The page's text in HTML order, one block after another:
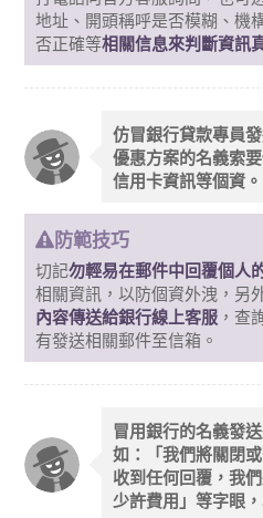
地址、開頭稱呼是否模糊、機
否正確等相關信息來判斷資訊
仿冒銀行貸款專員
優惠方案的名義索
信用卡資訊等個資。
防範技巧
切記勿輕易在郵件中回覆個人
相關資訊，以防個資外洩，另
內容傳送給銀行線上客服 ，查
有發送相關郵件至信箱。
冒用銀行的名義發
如：「我們將關閉
收到任何回覆，我
少許費用」等字眼